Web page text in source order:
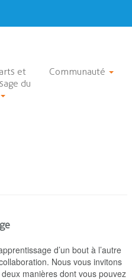
et
du
Communauté
d’un bout à l’autre
Nous vous invitons
manières dont vous pouvez